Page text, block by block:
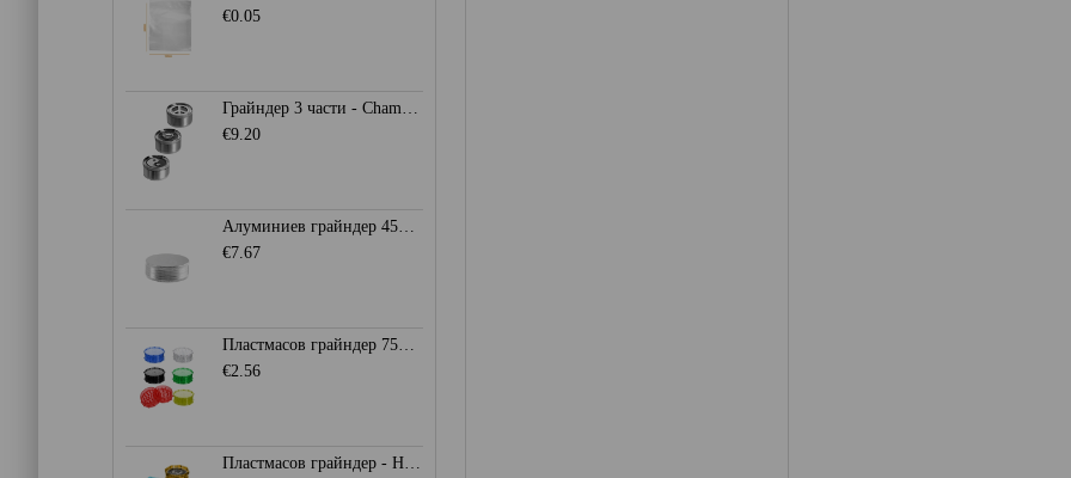
€0.05
Грайндер 3 части - Champ High
€9.20
Алуминиев грайндер 45мм. - Сив
€7.67
Пластмасов грайндер 75мм. - Heisenberg
€2.56
Пластмасов грайндер - Heisenberg